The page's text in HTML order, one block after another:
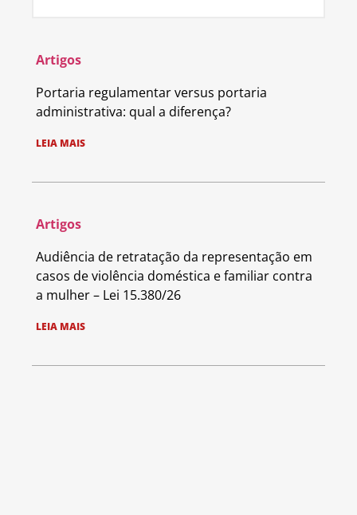
Artigos
Portaria regulamentar versus portaria
administrativa: qual a diferença?
LEIA MAIS
Artigos
Audiência de retratação da representação em
casos de violência doméstica e familiar contra
a mulher – Lei 15.380/26
LEIA MAIS